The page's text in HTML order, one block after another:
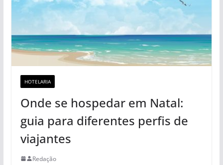
HOTELARIA
Onde se hospedar em Natal:
guia para diferentes perfis de
viajantes
Redação